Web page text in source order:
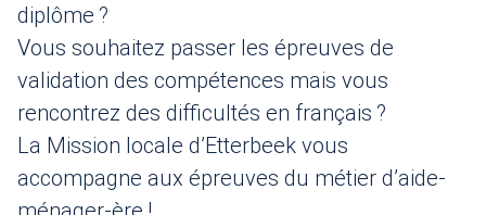
diplôme ?
Vous souhaitez passer les épreuves de
validation des compétences mais vous
rencontrez des difficultés en français ?
La Mission locale d’Etterbeek vous
accompagne aux épreuves du métier d’aide-